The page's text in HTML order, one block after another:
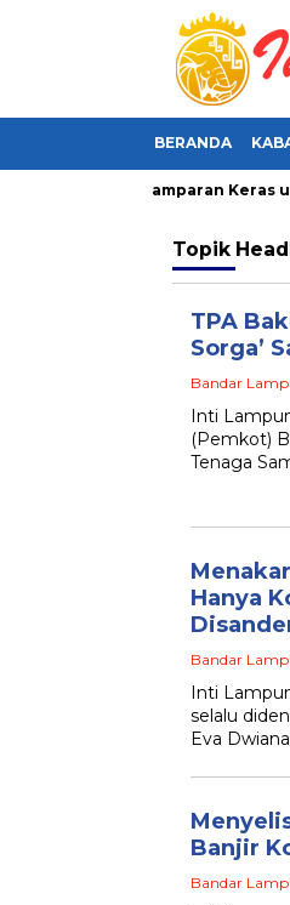
BERANDA
Politik, Tamparan Keras untuk
Topik
TPA
Sorga’
Bandar
Inti
(Pemkot)
Tenaga
Hanya
Bandar
Inti
selalu
Eva
Banjir
Bandar